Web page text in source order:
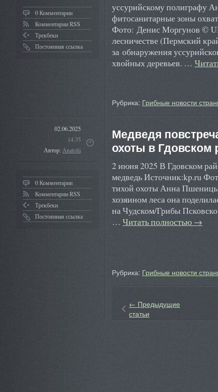
0 Комментарии
Комментарии RSS
Трекбеки
Постоянная ссылка
уссурийскому полиграфу
фитосанитарные зоны
Фото: Денис Моргунов ©
лесничестве (Пермский
за обнаружения
хвойных деревьев. …
Рубрика: Грибные новости
02.06.2025
14:35
Автор:Anatolii
0 Комментарии
Комментарии RSS
Трекбеки
Постоянная ссылка
Медведя
охоты в Гдовском
2 июня 2025 В Гдовском
медведь Источник:kp.ru
тихой охоты Анна
хозяином леса она
на Чудском/Грибы
… Читать полностью →
Рубрика: Грибные новости
← Предыдущие
статьи